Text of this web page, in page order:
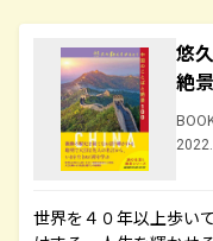
悠
絶
世界を４０年以上歩い